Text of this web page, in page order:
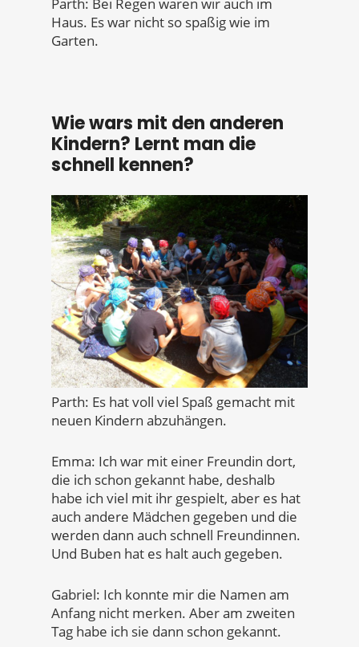
Haus. Es war nicht so spaßig wie im
Garten.
Wie wars mit den anderen
Kindern? Lernt man die
schnell kennen?
Parth: Es hat voll viel Spaß gemacht mit
neuen Kindern abzuhängen.
Emma: Ich war mit einer Freundin dort,
die ich schon gekannt habe, deshalb
habe ich viel mit ihr gespielt, aber es hat
auch andere Mädchen gegeben und die
werden dann auch schnell Freundinnen.
Und Buben hat es halt auch gegeben.
Gabriel: Ich konnte mir die Namen am
Anfang nicht merken. Aber am zweiten
Tag habe ich sie dann schon gekannt.